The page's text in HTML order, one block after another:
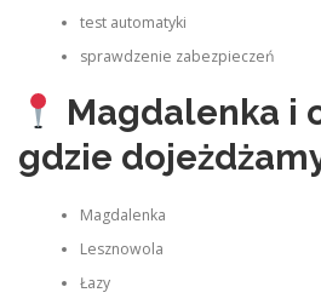
test automatyki
sprawdzenie zabezpieczeń
Magdalenka i
gdzie
Magdalenka
Lesznowola
Łazy